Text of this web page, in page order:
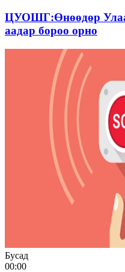
ЦУОШГ:Өнөөдөр
аадар бороо орно
Бусад
00:00